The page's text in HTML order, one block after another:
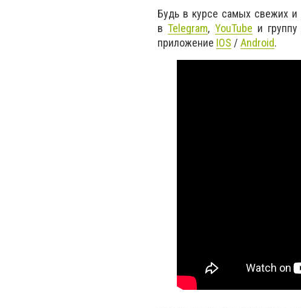
Будь в курсе самых свежих
вTelegram, YouTube и
приложение IOS / Android.